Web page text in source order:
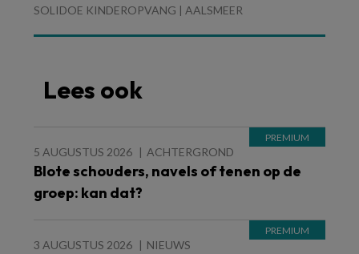
SOLIDOE KINDEROPVANG | AALSMEER
Lees ook
5 AUGUSTUS 2026 ACHTERGROND
Blote schouders, navels of tenen op de
groep: kan dat?
3 AUGUSTUS 2026 NIEUWS